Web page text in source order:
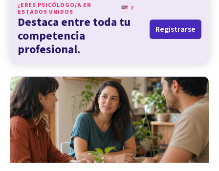
¿ERES PSICÓLOGO/A EN
ESTADOS UNIDOS
?
Destaca entre toda tu
competencia
profesional.
Registrarse